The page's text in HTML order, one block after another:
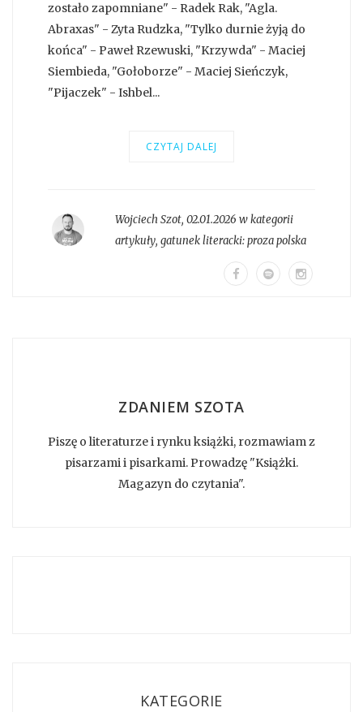
zostało zapomniane" - Radek Rak, "Agla.
Abraxas" - Zyta Rudzka, "Tylko durnie żyją do
końca" - Paweł Rzewuski, "Krzywda" - Maciej
Siembieda, "Gołoborze" - Maciej Sieńczyk,
"Pijaczek" - Ishbel...
CZYTAJ DALEJ
Wojciech Szot, 02.01.2026 w kategorii
artykuły, gatunek literacki:proza polska
ZDANIEM SZOTA
Piszę o literaturze i rynku książki, rozmawiam z
pisarzami i pisarkami. Prowadzę "Książki.
Magazyn do czytania".
KATEGORIE